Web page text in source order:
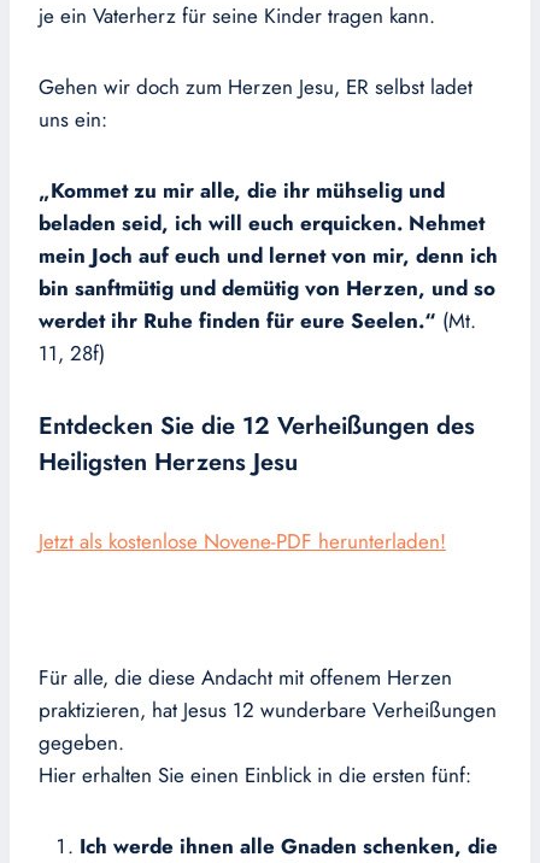
je ein Vaterherz für seine Kinder tragen kann.
Gehen wir doch zum Herzen Jesu, ER selbst ladet
uns ein:
„Kommet zu mir alle, die ihr mühselig und
beladen seid, ich will euch erquicken. Nehmet
mein Joch auf euch und lernet von mir, denn ich
bin sanftmütig und demütig von Herzen, und so
werdet ihr Ruhe finden für eure Seelen.“ (Mt.
11, 28f)
Entdecken Sie die 12 Verheißungen des
Heiligsten Herzens Jesu
Jetzt als kostenlose Novene-PDF herunterladen!
Für alle, die diese Andacht mit offenem Herzen
praktizieren, hat Jesus 12 wunderbare Verheißungen
gegeben.
Hier erhalten Sie einen Einblick in die ersten fünf:
Ich werde ihnen alle Gnaden schenken, die